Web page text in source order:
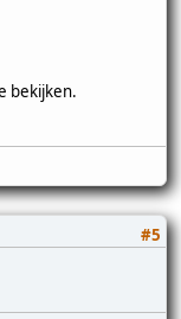
bekijken.
#5